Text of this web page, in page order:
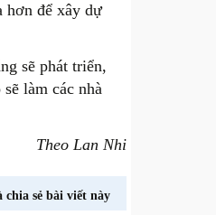
hơn để xây dự
sẽ phát triển,
làm các nhà
Theo Lan Nhi
sẻ bài viết này